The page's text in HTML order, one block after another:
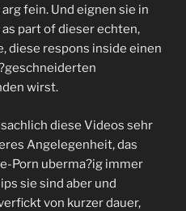
fein. Und eignen sie in
part of dieser echten,
diese respons inside einen
wirst.
diese Videos sehr
Angelegenheit, das
Porn uberma?ig immer
sie sind aber und
von kurzer dauer,